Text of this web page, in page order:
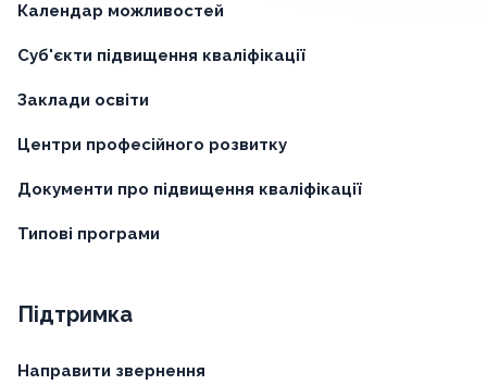
Календар можливостей
Суб'єкти підвищення кваліфікації
Заклади освіти
Центри професійного розвитку
Документи про підвищення кваліфікації
Типові програми
Підтримка
Направити звернення